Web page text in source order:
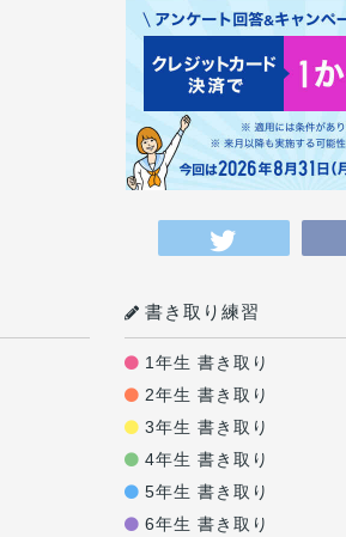
書き取り練習
1年生 書き取り
2年生 書き取り
3年生 書き取り
4年生 書き取り
5年生 書き取り
6年生 書き取り